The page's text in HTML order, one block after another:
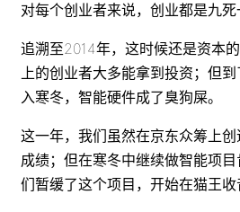
对每个创业者来说，创业都是九死
追溯至2014年，这时候还是资本
上的创业者大多能拿到投资；但
入寒冬，智能硬件成了臭狗屎。
这一年，我们虽然在京东众筹上
成绩；但在寒冬中继续做智能项
们暂缓了这个项目，开始在猫王收